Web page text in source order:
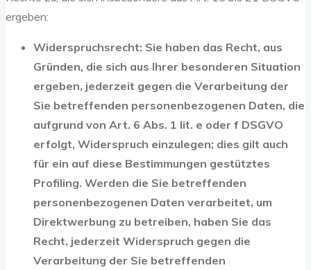
ergeben:
Widerspruchsrecht: Sie haben das Recht, aus
Gründen, die sich aus Ihrer besonderen Situation
ergeben, jederzeit gegen die Verarbeitung der
Sie betreffenden personenbezogenen Daten, die
aufgrund von Art. 6 Abs. 1 lit. e oder f DSGVO
erfolgt, Widerspruch einzulegen; dies gilt auch
für ein auf diese Bestimmungen gestütztes
Profiling. Werden die Sie betreffenden
personenbezogenen Daten verarbeitet, um
Direktwerbung zu betreiben, haben Sie das
Recht, jederzeit Widerspruch gegen die
Verarbeitung der Sie betreffenden